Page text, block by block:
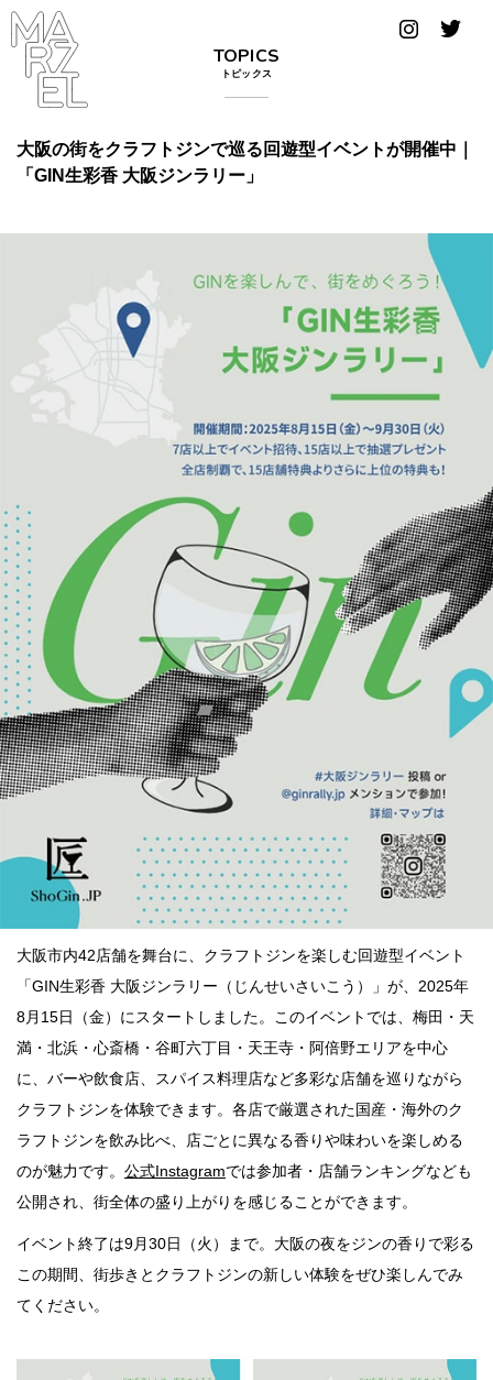
フィ
デザ
ナー
コンゴ
ンテ
確認の
旅
古着
屋十四
才
叶える
阪
の文
立ったら
するよう
する
筋トレ
の絵で
ツを作
りどり
TOPICS
トピックス
大阪の街をクラフトジンで巡る回遊型イベントが開催中｜
「GIN生彩香 大阪ジンラリー」
大阪市内42店舗を舞台に、クラフトジンを楽しむ回遊型イベント
「GIN生彩香 大阪ジンラリー（じんせいさいこう）」が、2025年
8月15日（金）にスタートしました。このイベントでは、梅田・天
満・北浜・心斎橋・谷町六丁目・天王寺・阿倍野エリアを中心
に、バーや飲食店、スパイス料理店など多彩な店舗を巡りながら
クラフトジンを体験できます。各店で厳選された国産・海外のク
ラフトジンを飲み比べ、店ごとに異なる香りや味わいを楽しめる
のが魅力です。 公式Instagramでは参加者・店舗ランキングなども
公開され、街全体の盛り上がりを感じることができます。
イベント終了は9月30日（火）まで。大阪の夜をジンの香りで彩る
この期間、街歩きとクラフトジンの新しい体験をぜひ楽しんでみ
てください。